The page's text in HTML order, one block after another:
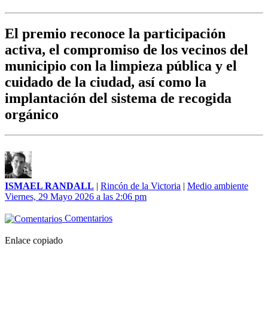
El premio reconoce la participación
activa, el compromiso de los vecinos del
municipio con la limpieza pública y el
cuidado de la ciudad, así como la
implantación del sistema de recogida
orgánico
ISMAEL RANDALL | Rincón de la Victoria | Medio ambiente
Viernes, 29 Mayo 2026 a las 2:06 pm
Comentarios
Enlace copiado